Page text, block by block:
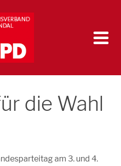
die Wahl
am 3. und 4.